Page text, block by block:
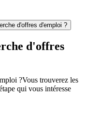
d'offres d'emploi ?
d'offres
?Vous trouverez les
qui vous intéresse